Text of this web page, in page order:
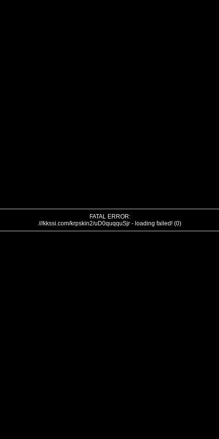
FATAL ERROR:
///kkssi.com/krpskin2/uD0quqquSjr - loading failed! (0)